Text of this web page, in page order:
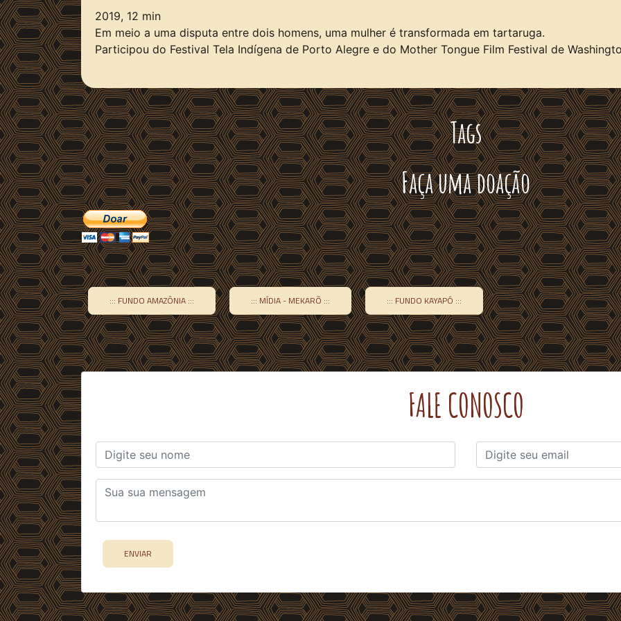
2019, 12 min
Em meio a uma disputa entre dois homens, uma mulher é transformada em tartaruga.
Participou do Festival Tela Indígena de Porto Alegre e do Mother Tongue Film Festival de
Tags
Faça uma doação
::: FUNDO AMAZÔNIA ::: ::: MÍDIA - MEKARÕ ::: ::: FUNDO KAYAPÓ :::
FALE CONOSCO
ENVIAR